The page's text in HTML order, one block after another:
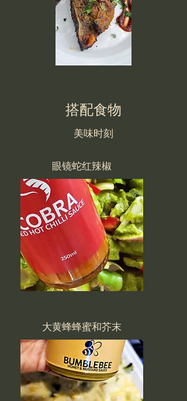
搭配食物
美味时刻
眼镜蛇红辣椒
大黄蜂蜂蜜和芥末